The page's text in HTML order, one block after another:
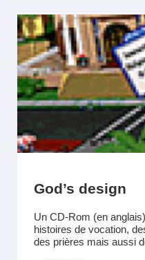
God’s design
Un CD-Rom (en
histoires de vocation,
des prières mais aussi